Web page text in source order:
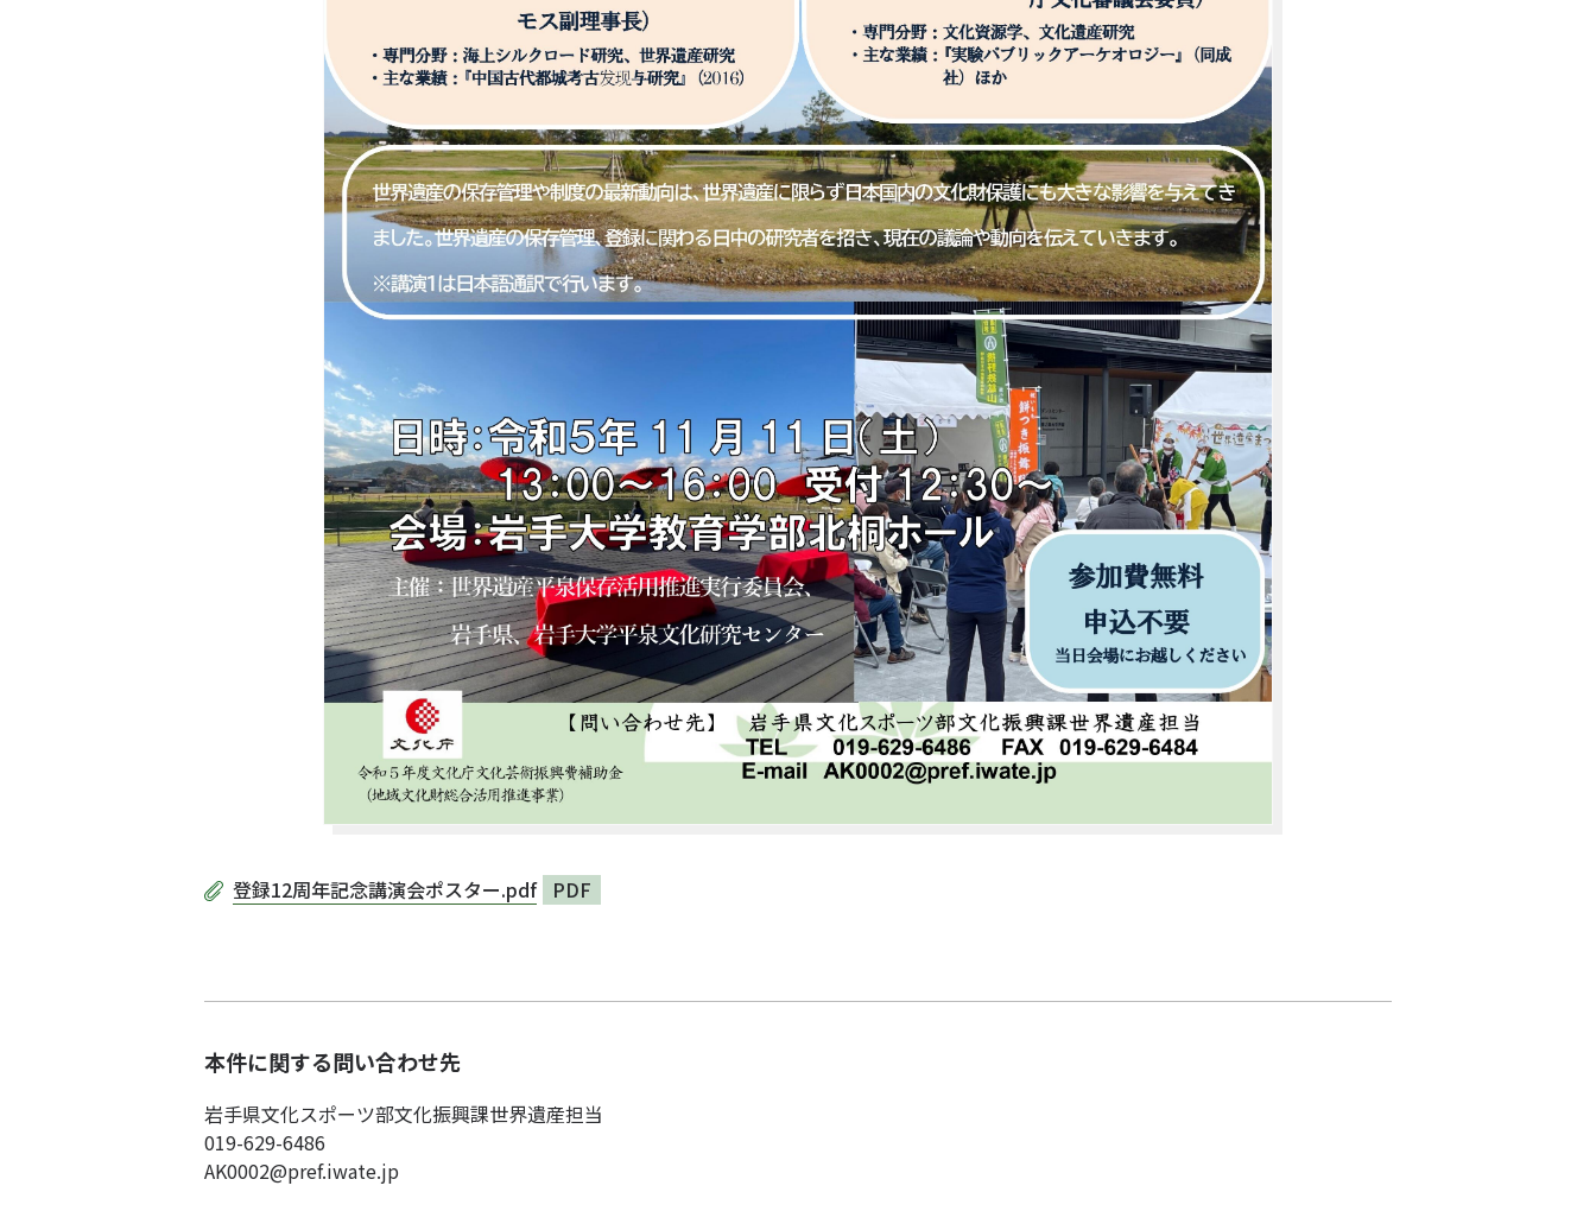
登録12周年記念講演会ポスター.pdf PDF
本件に関する問い合わせ先
岩手県文化スポーツ部文化振興課世界遺産担当
019-629-6486
AK0002@pref.iwate.jp